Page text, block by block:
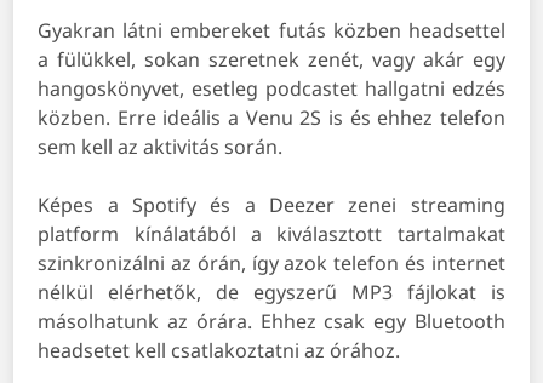
Gyakran látni embereket futás közben headsettel
a fülükkel, sokan szeretnek zenét, vagy akár egy
hangoskönyvet, esetleg podcastet hallgatni edzés
közben. Erre ideális a Venu 2S is és ehhez telefon
sem kell az aktivitás során.
Képes a Spotify és a Deezer zenei streaming
platform kínálatából a kiválasztott tartalmakat
szinkronizálni az órán, így azok telefon és internet
nélkül elérhetők, de egyszerű MP3 fájlokat is
másolhatunk az órára. Ehhez csak egy Bluetooth
headsetet kell csatlakoztatni az órához.